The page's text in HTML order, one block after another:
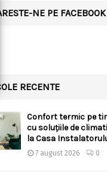
NE PE FACEBOOK
RECENTE
Confort termic pe
cu soluțiile de
la Casa
7 august 2026 0